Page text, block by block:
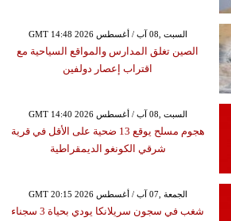
GMT 14:48 2026 السبت ,08 آب / أغسطس
الصين تغلق المدارس والمواقع السياحية مع
اقتراب إعصار دولفين
GMT 14:40 2026 السبت ,08 آب / أغسطس
هجوم مسلح يوقع 13 ضحية على الأقل في قرية
شرقي الكونغو الديمقراطية
GMT 20:15 2026 الجمعة ,07 آب / أغسطس
شغب في سجون سريلانكا يودي بحياة 3 سجناء